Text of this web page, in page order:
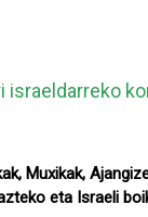
israeldarreko
Muxikak,
eta Israeli